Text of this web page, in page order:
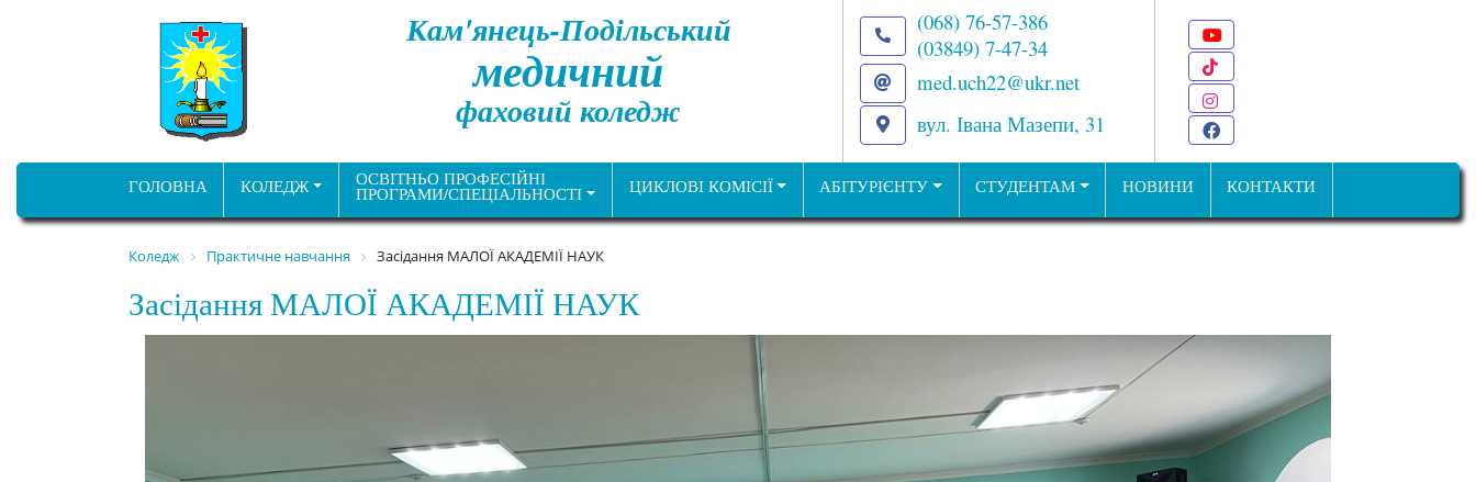
Кам'янець-Подільський
медичний
фаховий коледж
(068) 76-57-386
(03849) 7-47-34
med.uch22@ukr.net
вул. Івана Мазепи, 31
ГОЛОВНА КОЛЕДЖ ОСВІТНЬО ПРОФЕСІЙНІ
ПРОГРАМИ/СПЕЦІАЛЬНОСТІ ЦИКЛОВІ КОМІСІЇ АБІТУРІЄНТУ СТУДЕНТАМ НОВИНИ КОНТАКТИ
Коледж Практичне навчання Засідання МАЛОЇ АКАДЕМІЇ НАУК
Засідання МАЛОЇ АКАДЕМІЇ НАУК